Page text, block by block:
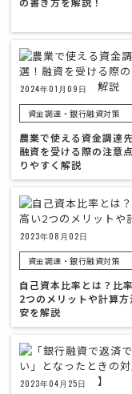
2024年01月09日
資金調達・銀行融資対策
農業で使える資金調達
融資を受ける際の注意
りやすく解説
2023年08月02日
資金調達・銀行融資対策
自己資本比率とは？比
2つのメリットや計算方
安を解説
2023年04月25日